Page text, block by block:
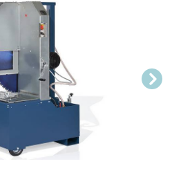
Next